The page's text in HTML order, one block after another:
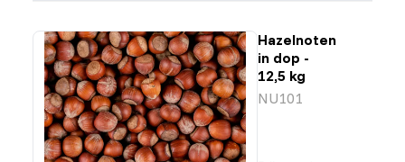
Hazelnoten
in dop -
12,5 kg
NU101